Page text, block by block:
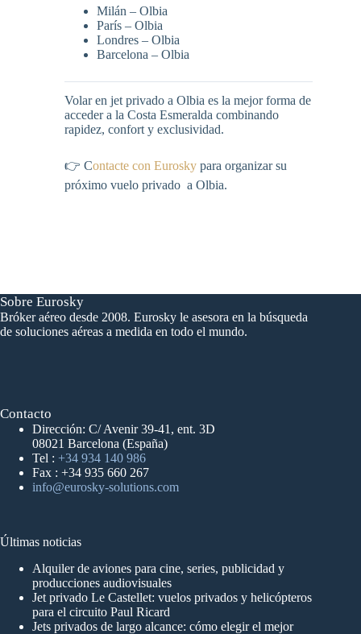
Milán – Olbia
París – Olbia
Londres – Olbia
Barcelona – Olbia
Volar en jet privado a Olbia es la mejor forma de
acceder a la Costa Esmeralda combinando
rapidez, confort y exclusividad.
👉 Contacte con Eurosky para organizar su
próximo vuelo privado a Olbia.
Sobre Eurosky
Bróker aéreo desde 2008. Eurosky le asesora en la búsqueda
de soluciones aéreas a medida en todo el mundo.
Contacto
Dirección: C/ Avenir 39-41, ent. 3D
08021 Barcelona (España)
Tel : +34 934 140 986
Fax : +34 935 660 267
info@eurosky-solutions.com
Últimas noticias
Alquiler de aviones para cine, series, publicidad y
producciones audiovisuales
Jet privado Le Castellet: vuelos privados y helicópteros
para el circuito Paul Ricard
Jets privados de largo alcance: cómo elegir el mejor